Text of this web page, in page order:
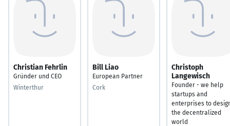
Christian Fehrlin
Gründer und CEO
Winterthur
Bill Liao
European Partner
Cork
Christoph
Langewisch
Founder - we help
startups and
enterprises to
the decentralized
world